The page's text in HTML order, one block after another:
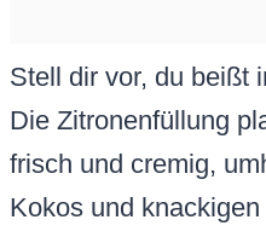
Stell dir vor, du beißt
Die Zitronenfüllung
frisch und cremig,
Kokos und